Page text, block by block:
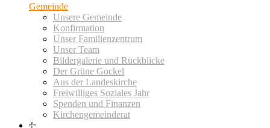
Gemeinde
Unsere Gemeinde
Konfirmation
Unser Familienzentrum
Unser Team
Bildergalerie und Rückblicke
Der Grüne Gockel
Aus der Landeskirche
Freiwilliges Soziales Jahr
Spenden und Finanzen
Kirchengemeinderat